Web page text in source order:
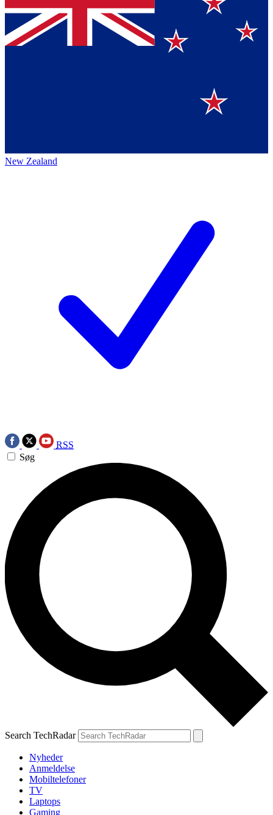
New Zealand
RSS
Søg
Search TechRadar
Nyheder
Anmeldelse
Mobiltelefoner
TV
Laptops
Gaming